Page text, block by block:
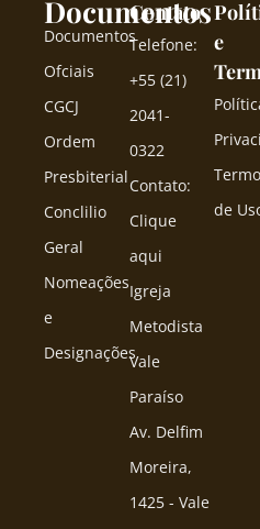
Documentos
Documentos
Ofciais
CGCJ
Ordem
Presbiterial
Conclilio
Geral
Nomeações
e
Designações
Contato
Telefone:
+55 (21)
2041-
0322
Contato:
Clique
aqui
Igreja
Metodista
Vale
Paraíso
Av. Delfim
Moreira,
1425 - Vale
e
Termo
de